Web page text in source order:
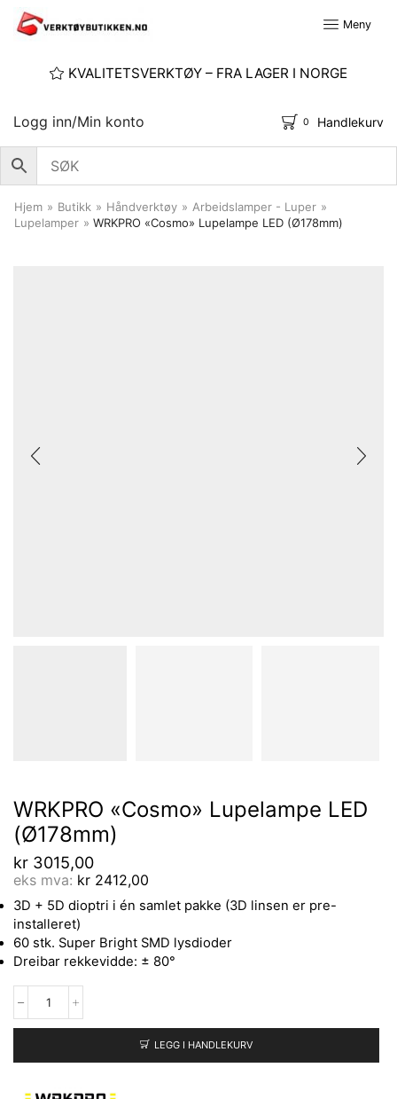
Meny
KVALITETSVERKTØY – FRA LAGER I NORGE
Logg inn/Min konto 0 Handlekurv
Hjem » Butikk » Håndverktøy » Arbeidslamper - Luper »
Lupelamper » WRKPRO «Cosmo» Lupelampe LED (Ø178mm)
WRKPRO «Cosmo» Lupelampe LED
(Ø178mm)
kr 3015,00
eks mva: kr 2412,00
3D + 5D dioptri i én samlet pakke (3D linsen er pre-
installeret)
60 stk. Super Bright SMD lysdioder
Dreibar rekkevidde: ± 80°
LEGG I HANDLEKURV